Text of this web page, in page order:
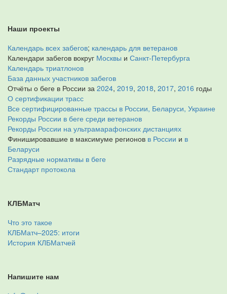
Наши проекты
Календарь всех забегов; календарь для ветеранов
Календари забегов вокруг Москвы и Санкт-Петербурга
Календарь триатлонов
База данных участников забегов
Отчёты о беге в России за 2024, 2019, 2018, 2017, 2016 годы
О сертификации трасс
Все сертифицированные трассы в России, Беларуси, Украине
Рекорды России в беге среди ветеранов
Рекорды России на ультрамарафонских дистанциях
Финишировавшие в максимуме регионов в России и в
Беларуси
Разрядные нормативы в беге
Стандарт протокола
КЛБМатч
Что это такое
КЛБМатч–2025: итоги
История КЛБМатчей
Напишите нам